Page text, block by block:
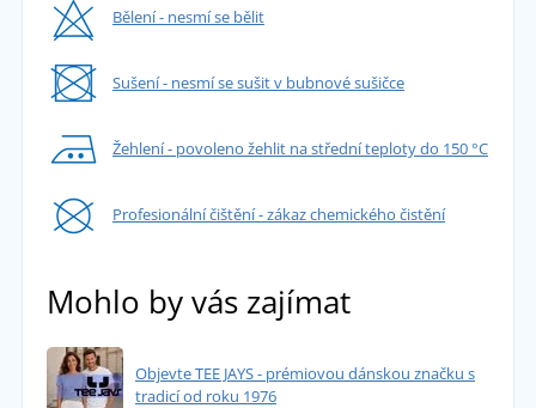
Bělení - nesmí se bělit
Sušení - nesmí se sušit v bubnové sušičce
Žehlení - povoleno žehlit na střední teploty do 150 °C
Profesionální čištění - zákaz chemického čistění
Mohlo by vás zajímat
Objevte TEE JAYS - prémiovou dánskou značku s
tradicí od roku 1976